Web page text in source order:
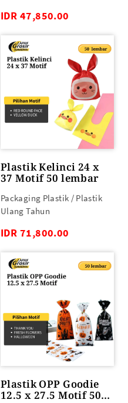
IDR 47,850.00
Plastik Kelinci 24 x
37 Motif 50 lembar
Packaging Plastik / Plastik
Ulang Tahun
IDR 71,800.00
Plastik OPP Goodie
12.5 x 27.5 Motif 50